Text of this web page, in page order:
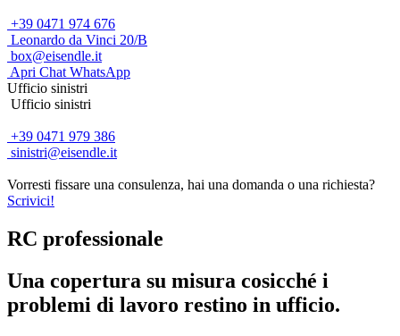
+39 0471 974 676
Leonardo da Vinci 20/B
box@eisendle.it
Apri Chat WhatsApp
Ufficio sinistri
Ufficio sinistri
+39 0471 979 386
sinistri@eisendle.it
Vorresti fissare una consulenza, hai una domanda o una richiesta?
Scrivici!
RC professionale
Una copertura su misura cosicché i
problemi di lavoro restino in ufficio.